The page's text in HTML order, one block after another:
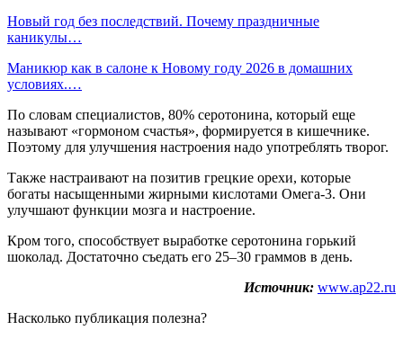
Новый год без последствий. Почему праздничные
каникулы…
Маникюр как в салоне к Новому году 2026 в домашних
условиях.…
По словам специалистов, 80% серотонина, который еще
называют «гормоном счастья», формируется в кишечнике.
Поэтому для улучшения настроения надо употреблять творог.
Также настраивают на позитив грецкие орехи, которые
богаты насыщенными жирными кислотами Омега-3. Они
улучшают функции мозга и настроение.
Кром того, способствует выработке серотонина горький
шоколад. Достаточно съедать его 25–30 граммов в день.
Источник: www.ap22.ru
Насколько публикация полезна?